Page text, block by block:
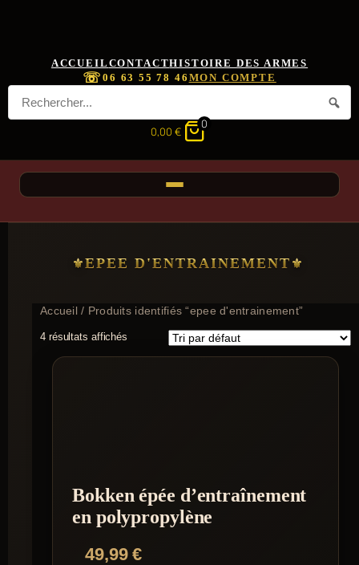
ACCUEIL CONTACTHISTOIRE DES ARMES
☏06 63 55 78 46 MON COMPTE
0,00 €
0
EPEE D'ENTRAINEMENT
Accueil/ Produits identifiés “epee d'entrainement”
4 résultats affichés
Bokken épée d’entraînement
en polypropylène
49,99€